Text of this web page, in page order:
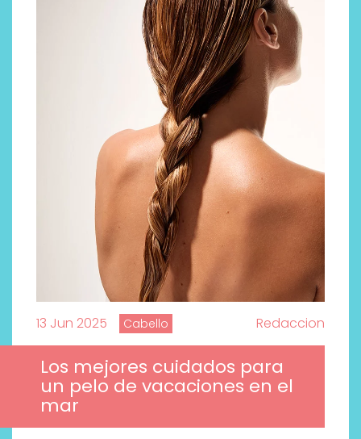
13 Jun 2025 Cabello Redaccion
Los mejores cuidados para
un pelo de vacaciones en el
mar